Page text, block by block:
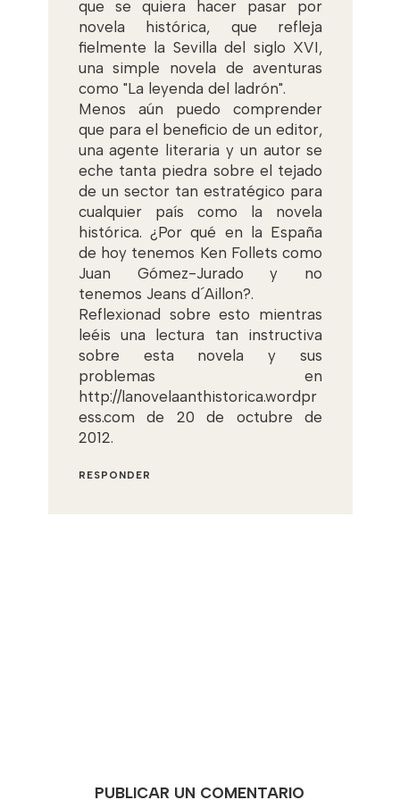
que se quiera hacer pasar por
novela histórica, que refleja
fielmente la Sevilla del siglo XVI,
una simple novela de aventuras
como "La leyenda del ladrón".
Menos aún puedo comprender
que para el beneficio de un editor,
una agente literaria y un autor se
eche tanta piedra sobre el tejado
de un sector tan estratégico para
cualquier país como la novela
histórica. ¿Por qué en la España
de hoy tenemos Ken Follets como
Juan Gómez-Jurado y no
tenemos Jeans d´Aillon?.
Reflexionad sobre esto mientras
leéis una lectura tan instructiva
sobre esta novela y sus
problemas en
http://lanovelaanthistorica.wordpr
ess.com de 20 de octubre de
2012.
RESPONDER
PUBLICAR UN COMENTARIO